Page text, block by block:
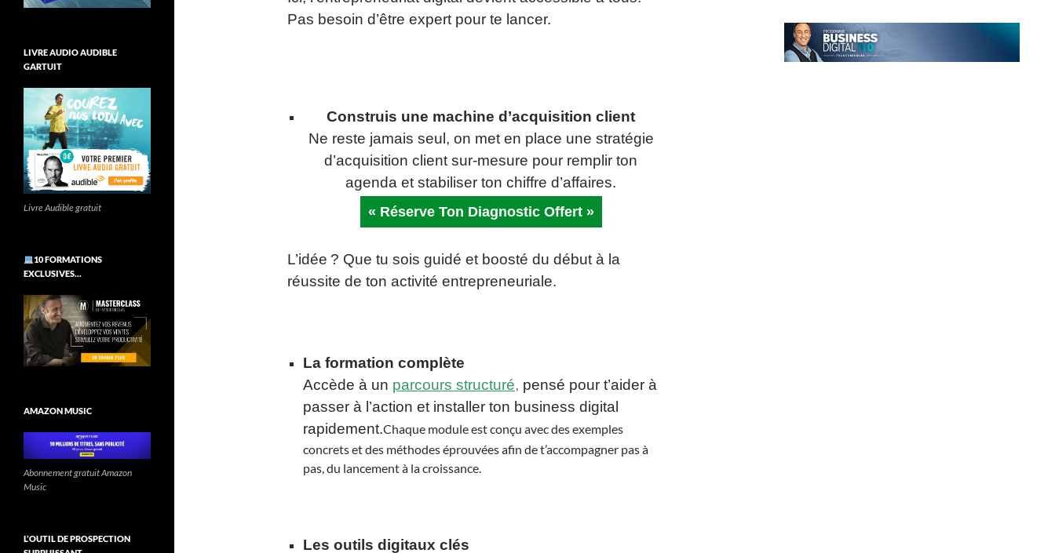
Pas besoin d’être expert pour te lancer.
Construis une machine d’acquisition client
Ne reste jamais seul, on met en place une stratégie
d’acquisition client sur-mesure pour remplir ton
agenda et stabiliser ton chiffre d’affaires.
« Réserve Ton Diagnostic Offert »
L’idée ? Que tu sois guidé et boosté du début à la
réussite de ton activité entrepreneuriale.​
La formation complète
Accède à un parcours structuré, pensé pour t’aider à
passer à l’action et installer ton business digital
rapidement.Chaque module est conçu avec des exemples
concrets et des méthodes éprouvées afin de t’accompagner pas à
pas, du lancement à la croissance.​
Les outils digitaux clés
LIVRE AUDIO AUDIBLE
GARTUIT
Livre Audible gratuit
10 FORMATIONS
EXCLUSIVES…
AMAZON MUSIC
Abonnement gratuit Amazon
Music
L’OUTIL DE PROSPECTION